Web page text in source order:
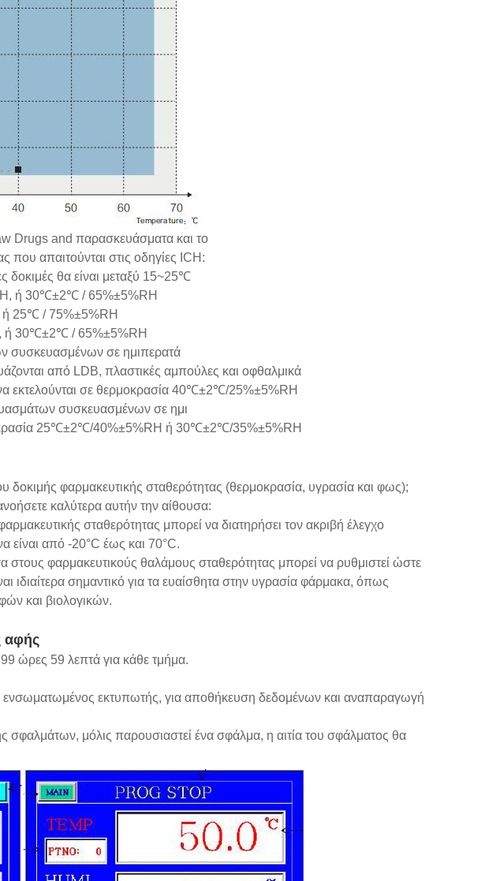
Drugs and παρασκευάσματα και το
που απαιτούνται στις οδηγίες ICH:
δοκιμές θα είναι μεταξύ 15~25℃
ή 30℃±2℃ / 65%±5%RH
ή 25℃ / 75%±5%RH
ή 30℃±2℃ / 65%±5%RH
συσκευασμένων σε ημιπερατά
από LDB, πλαστικές αμπούλες και οφθαλμικά
εκτελούνται σε θερμοκρασία 40℃±2℃/25%±5%RH
συσκευασμένων σε ημι
25℃±2℃/40%±5%RH ή 30℃±2℃/35%±5%RH
δοκιμής φαρμακευτικής σταθερότητας (θερμοκρασία, υγρασία και φως);
καλύτερα αυτήν την αίθουσα:
σταθερότητας μπορεί να διατηρήσει τον ακριβή έλεγχο
είναι από -20°C έως και 70°C.
φαρμακευτικούς θαλάμους σταθερότητας μπορεί να ρυθμιστεί ώστε
ιδιαίτερα σημαντικό για τα ευαίσθητα στην υγρασία φάρμακα, όπως
και βιολογικών.
αφής
ώρες 59 λεπτά για κάθε τμήμα.
ενσωματωμένος εκτυπωτής, για αποθήκευση δεδομένων και αναπαραγωγή
σφαλμάτων, μόλις παρουσιαστεί ένα σφάλμα, η αιτία του σφάλματος θα